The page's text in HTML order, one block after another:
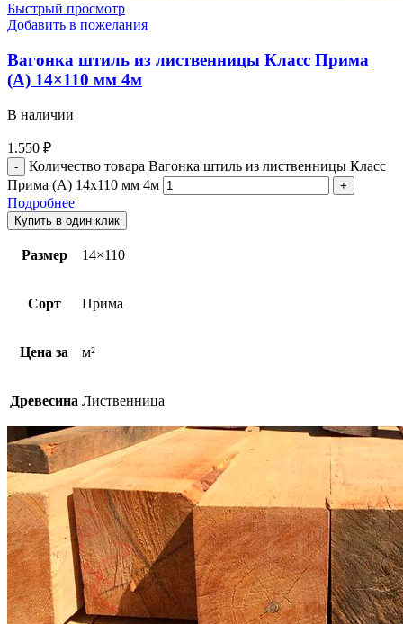
Быстрый просмотр
Добавить в пожелания
Вагонка штиль из лиственницы Класс Прима
(А) 14×110 мм 4м
В наличии
1.550 ₽
Количество товара Вагонка штиль из лиственницы Класс
Прима (А) 14x110 мм 4м
Подробнее
Купить в один клик
Размер 14×110
Сорт Прима
Цена за м²
Древесина Лиственница